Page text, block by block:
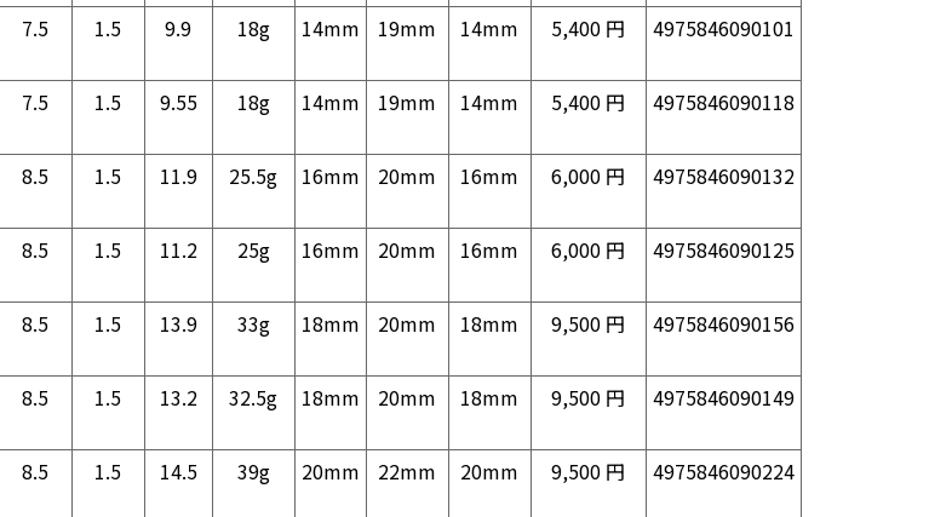
7.5 1.5 9.9 18g 14mm 19mm 14mm 5,400 円 4975846090101
7.5 1.5 9.55 18g 14mm 19mm 14mm 5,400 円 4975846090118
8.5 1.5 11.9 25.5g 16mm 20mm 16mm 6,000 円 4975846090132
8.5 1.5 11.2 25g 16mm 20mm 16mm 6,000 円 4975846090125
8.5 1.5 13.9 33g 18mm 20mm 18mm 9,500 円 4975846090156
8.5 1.5 13.2 32.5g 18mm 20mm 18mm 9,500 円 4975846090149
8.5 1.5 14.5 39g 20mm 22mm 20mm 9,500 円 4975846090224